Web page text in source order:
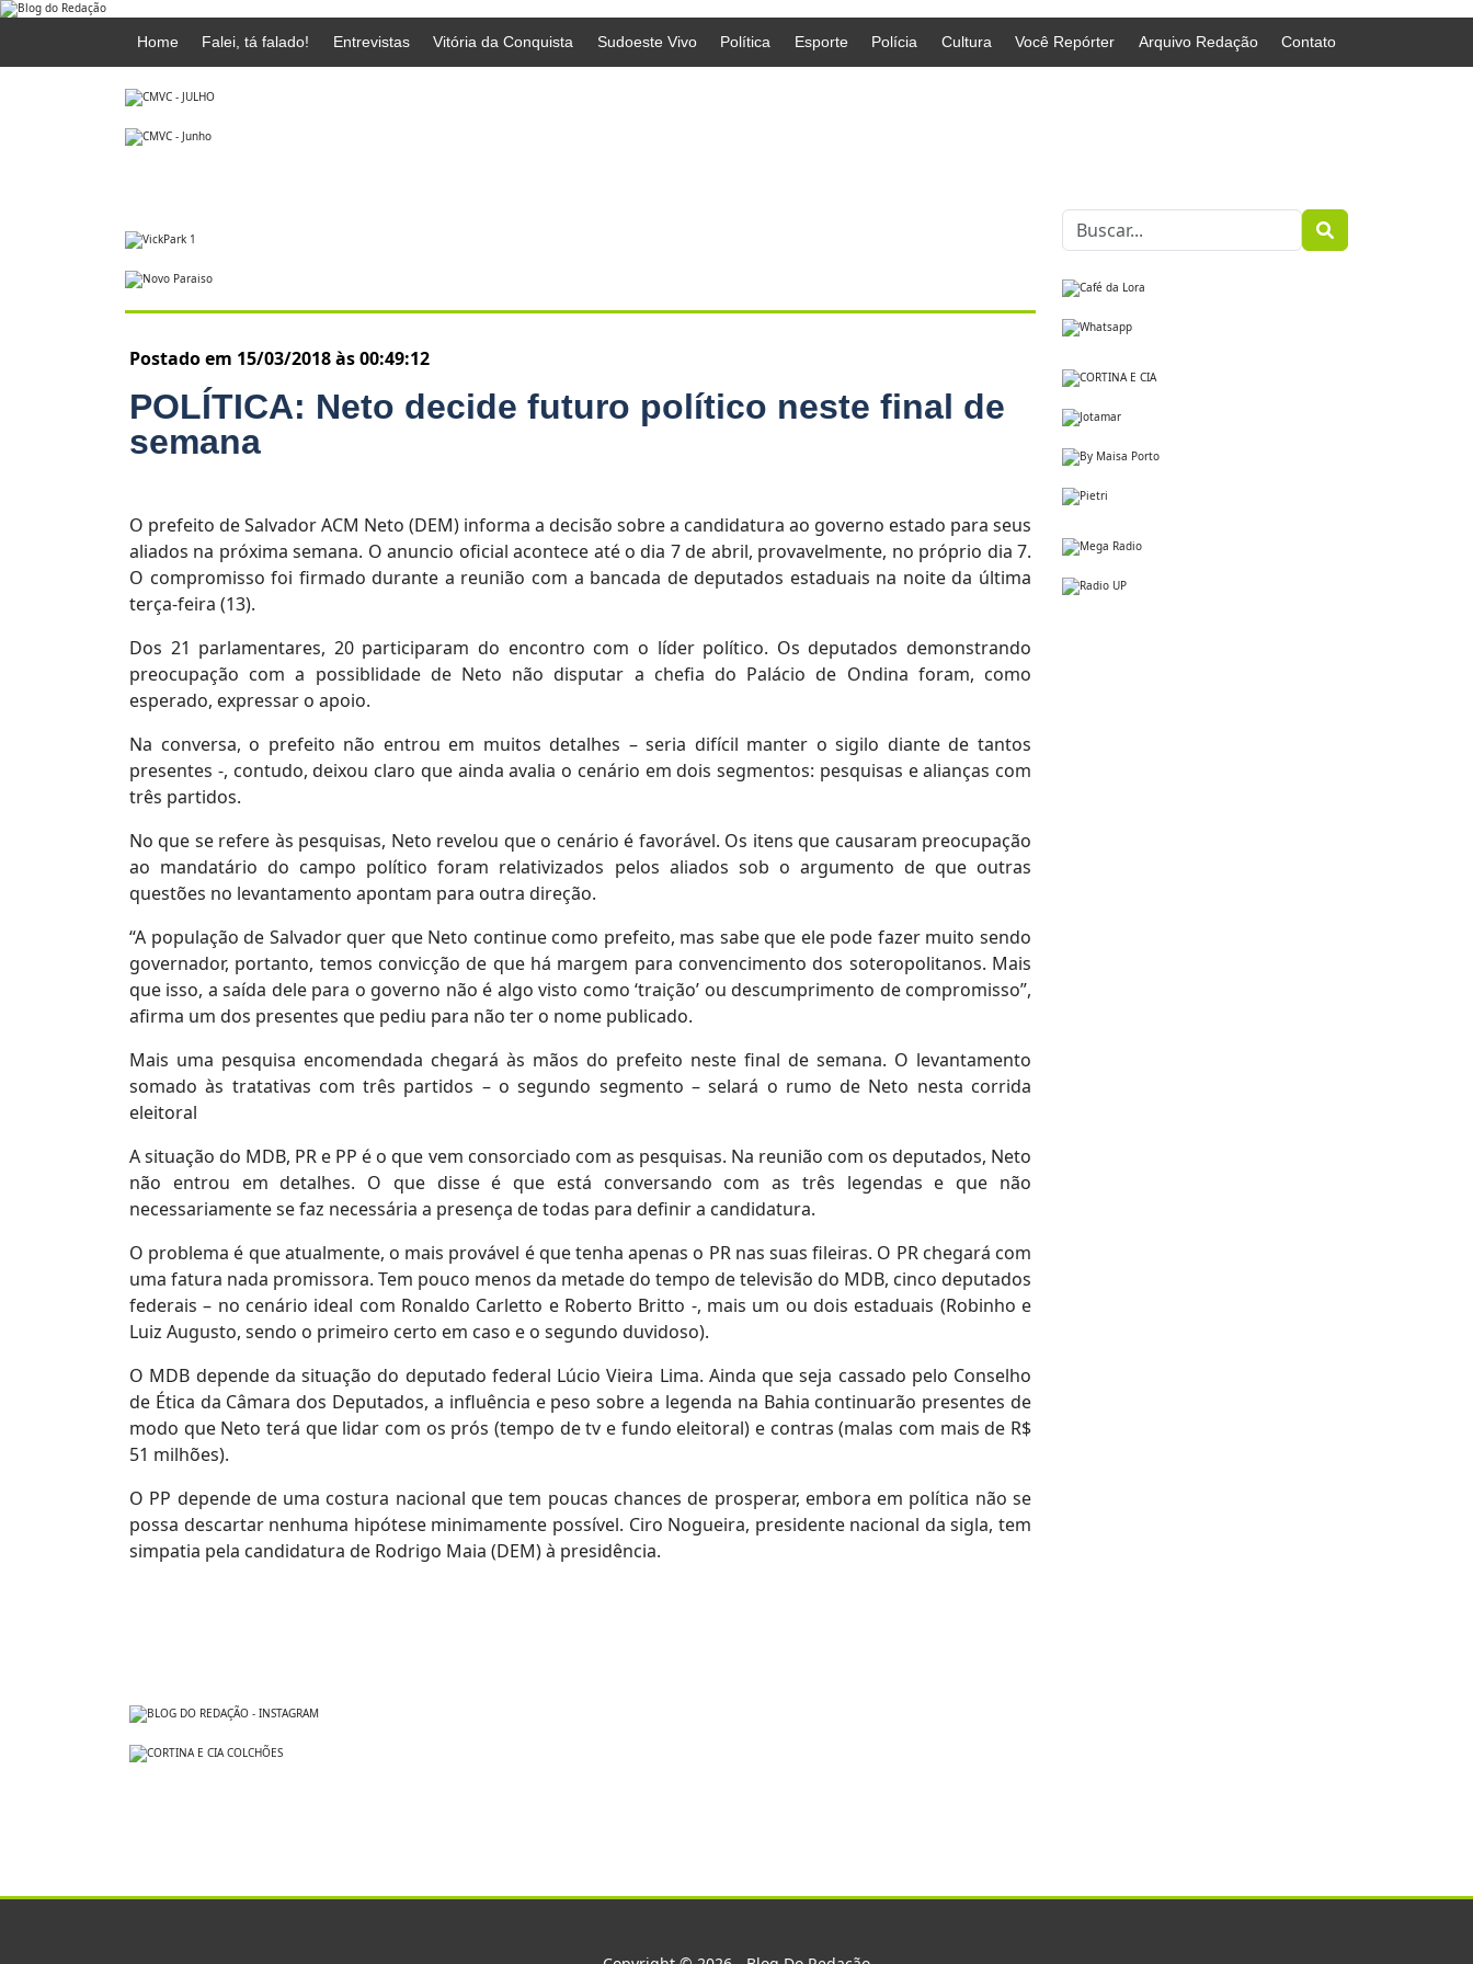
Home Falei, tá falado! Entrevistas Vitória da Conquista Sudoeste Vivo Política Esporte Polícia Cultura Você Repórter Arquivo Redação Contato
Postado em 15/03/2018 às 00:49:12
POLÍTICA: Neto decide futuro político neste final de
semana
O prefeito de Salvador ACM Neto (DEM) informa a decisão sobre a candidatura ao governo estado para seus
aliados na próxima semana. O anuncio oficial acontece até o dia 7 de abril, provavelmente, no próprio dia 7.
O compromisso foi firmado durante a reunião com a bancada de deputados estaduais na noite da última
terça-feira (13).
Dos 21 parlamentares, 20 participaram do encontro com o líder político. Os deputados demonstrando
preocupação com a possiblidade de Neto não disputar a chefia do Palácio de Ondina foram, como
esperado, expressar o apoio.
Na conversa, o prefeito não entrou em muitos detalhes – seria difícil manter o sigilo diante de tantos
presentes -, contudo, deixou claro que ainda avalia o cenário em dois segmentos: pesquisas e alianças com
três partidos.
No que se refere às pesquisas, Neto revelou que o cenário é favorável. Os itens que causaram preocupação
ao mandatário do campo político foram relativizados pelos aliados sob o argumento de que outras
questões no levantamento apontam para outra direção.
“A população de Salvador quer que Neto continue como prefeito, mas sabe que ele pode fazer muito sendo
governador, portanto, temos convicção de que há margem para convencimento dos soteropolitanos. Mais
que isso, a saída dele para o governo não é algo visto como ‘traição’ ou descumprimento de compromisso”,
afirma um dos presentes que pediu para não ter o nome publicado.
Mais uma pesquisa encomendada chegará às mãos do prefeito neste final de semana. O levantamento
somado às tratativas com três partidos – o segundo segmento – selará o rumo de Neto nesta corrida
eleitoral
A situação do MDB, PR e PP é o que vem consorciado com as pesquisas. Na reunião com os deputados, Neto
não entrou em detalhes. O que disse é que está conversando com as três legendas e que não
necessariamente se faz necessária a presença de todas para definir a candidatura.
O problema é que atualmente, o mais provável é que tenha apenas o PR nas suas fileiras. O PR chegará com
uma fatura nada promissora. Tem pouco menos da metade do tempo de televisão do MDB, cinco deputados
federais – no cenário ideal com Ronaldo Carletto e Roberto Britto -, mais um ou dois estaduais (Robinho e
Luiz Augusto, sendo o primeiro certo em caso e o segundo duvidoso).
O MDB depende da situação do deputado federal Lúcio Vieira Lima. Ainda que seja cassado pelo Conselho
de Ética da Câmara dos Deputados, a influência e peso sobre a legenda na Bahia continuarão presentes de
modo que Neto terá que lidar com os prós (tempo de tv e fundo eleitoral) e contras (malas com mais de R$
51 milhões).
O PP depende de uma costura nacional que tem poucas chances de prosperar, embora em política não se
possa descartar nenhuma hipótese minimamente possível. Ciro Nogueira, presidente nacional da sigla, tem
simpatia pela candidatura de Rodrigo Maia (DEM) à presidência.